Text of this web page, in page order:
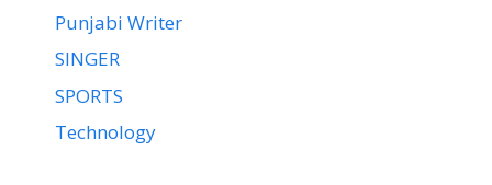
Punjabi Writer
SINGER
SPORTS
Technology